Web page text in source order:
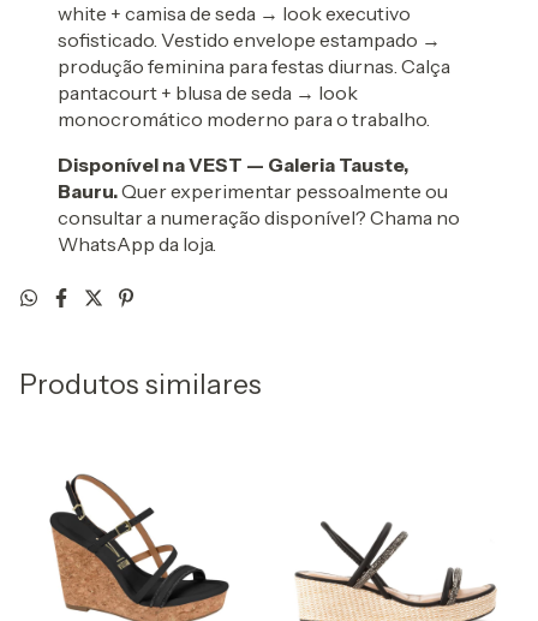
white + camisa de seda → look executivo
sofisticado. Vestido envelope estampado →
produção feminina para festas diurnas. Calça
pantacourt + blusa de seda → look
monocromático moderno para o trabalho.
Disponível na VEST — Galeria Tauste,
Bauru.Quer experimentar pessoalmente ou
consultar a numeração disponível? Chama no
WhatsApp da loja.
Produtos similares